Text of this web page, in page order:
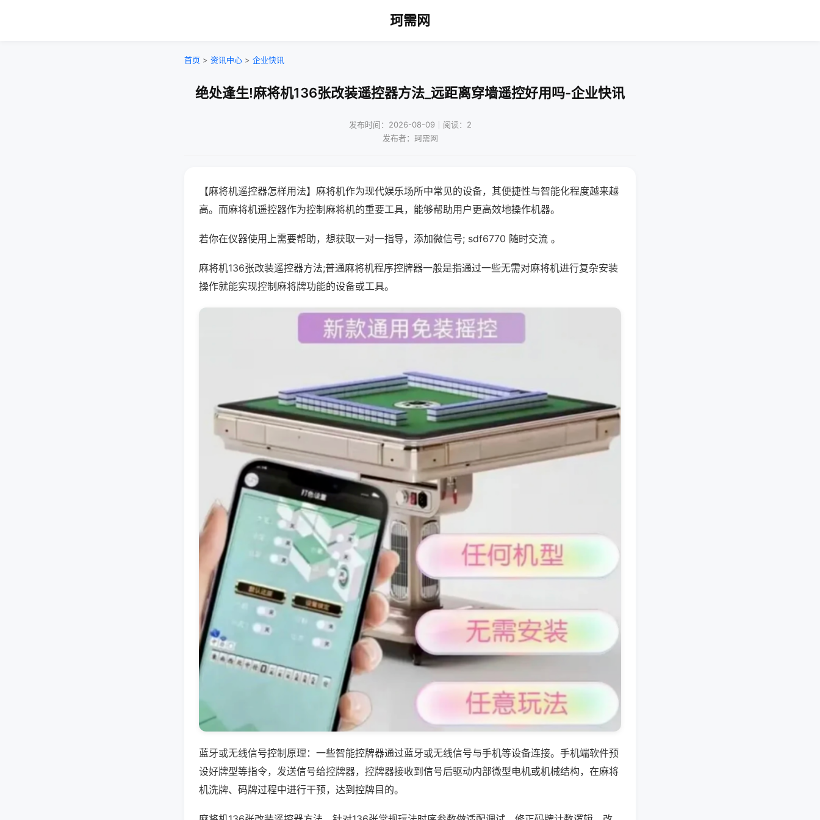
珂需网
首页 > 资讯中心 > 企业快讯
绝处逢生!麻将机136张改装遥控器方法_远距离穿墙遥控好用吗-企业快讯
发布时间：2026-08-09｜阅读：2
发布者：珂需网
【麻将机遥控器怎样用法】麻将机作为现代娱乐场所中常见的设备，其便捷性与智能化程度越来越
高。而麻将机遥控器作为控制麻将机的重要工具，能够帮助用户更高效地操作机器。
若你在仪器使用上需要帮助，想获取一对一指导，添加微信号; sdf6770 随时交流 。
麻将机136张改装遥控器方法;普通麻将机程序控牌器一般是指通过一些无需对麻将机进行复杂安装
操作就能实现控制麻将牌功能的设备或工具。
蓝牙或无线信号控制原理：一些智能控牌器通过蓝牙或无线信号与手机等设备连接。手机端软件预
设好牌型等指令，发送信号给控牌器，控牌器接收到信号后驱动内部微型电机或机械结构，在麻将
机洗牌、码牌过程中进行干预，达到控牌目的。